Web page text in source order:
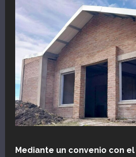
Mediante un convenio con